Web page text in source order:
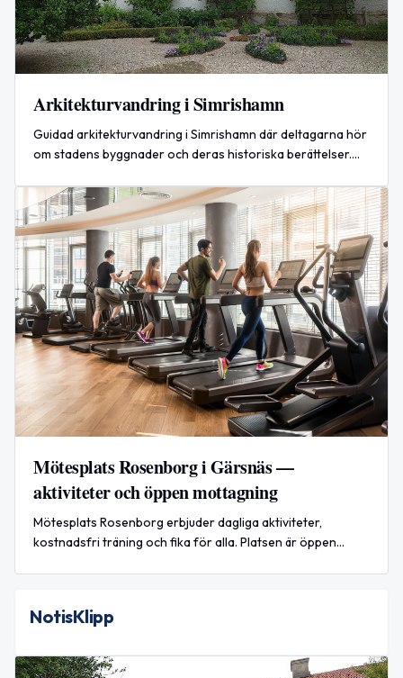
Arkitekturvandring i Simrishamn
Guidad arkitekturvandring i Simrishamn där deltagarna hör
om stadens byggnader och deras historiska berättelser.
Mötesplats Rosenborg i Gärsnäs —
aktiviteter och öppen mottagning
Mötesplats Rosenborg erbjuder dagliga aktiviteter,
kostnadsfri träning och fika för alla. Platsen är öppen
NotisKlipp